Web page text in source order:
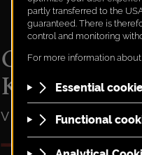
Cuvée Paul
Kerschbaum
VINTAGE 2021